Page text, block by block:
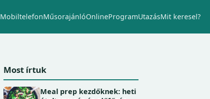
MobiltelefonMűsorajánlóOnlineProgramUtazásMit keresel?
Most írtuk
Meal prep kezdőknek: heti